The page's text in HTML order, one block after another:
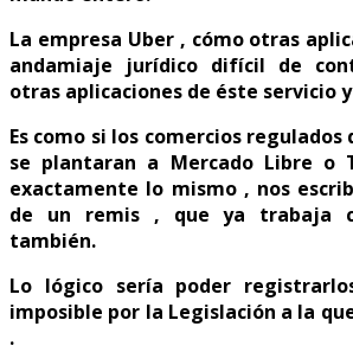
La empresa Uber , cómo otras
andamiaje jurídico difícil de
otras aplicaciones de éste servicio
Es como si los comercios regulados
se plantaran a Mercado Libre o
exactamente lo mismo , nos
de un remis , que ya trabaja
también.
Lo lógico sería poder
imposible por la Legislación a la
.